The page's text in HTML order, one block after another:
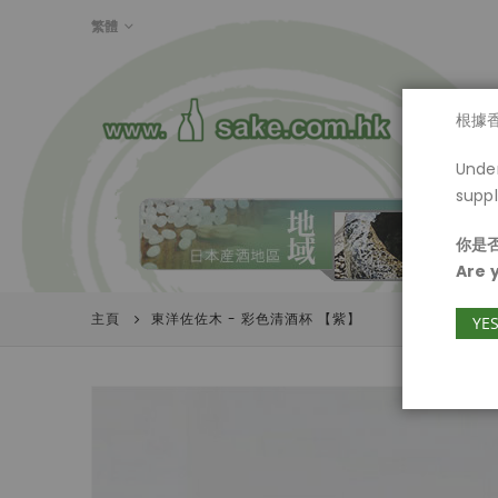
LANGUAGE
繁體
主頁 東洋佐佐木 - 彩色清酒杯 【紫】
根據
你是
Are